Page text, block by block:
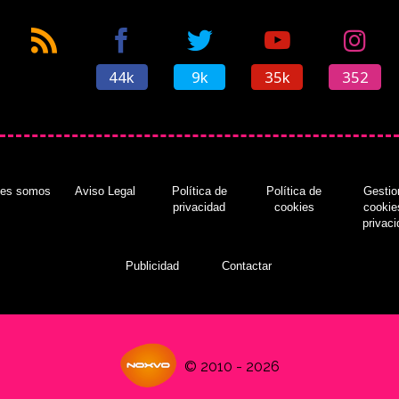
44k 9k 35k 352
somos Aviso Legal
Política de
privacidad
Política de
cookies
Publicidad Contactar
© 2010 - 2026